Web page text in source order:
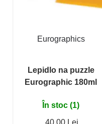
Eurographics
Lepidlo na puzzle
Eurographic 180ml
În stoc (1)
40,00 Lei